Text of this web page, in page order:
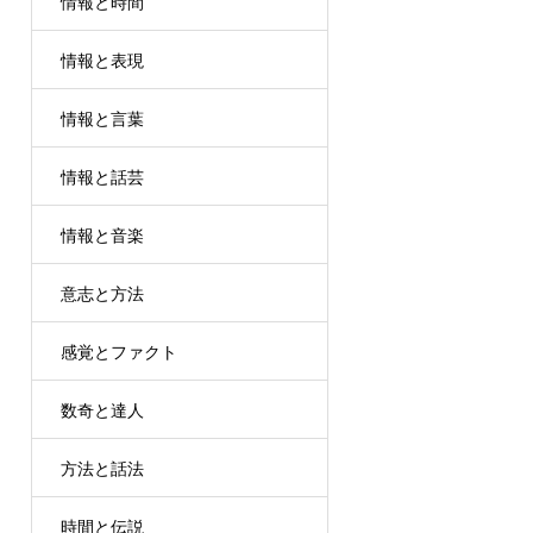
情報と表現
情報と言葉
情報と話芸
情報と音楽
意志と方法
感覚とファクト
数奇と達人
方法と話法
時間と伝説